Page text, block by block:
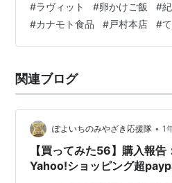
うゆ ぼる塾田辺さんが使用した
オリーブオイルに黒トリュフを
く合うブレンドソースです。
楽天市場 Amazon Yahooショッ
#ラヴィット #卵かけご飯 #
#カナモト食品 #戸村本店 #
関連ブログ
ぽよいちのみやざき応援隊 • 1
【買ってみた56】購入報
Yahoo!ショッピング超